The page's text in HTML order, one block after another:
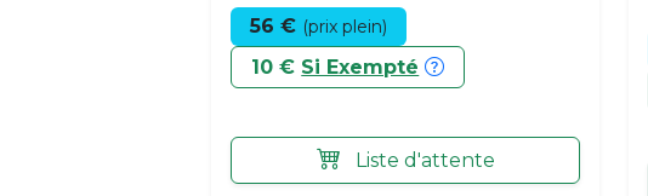
56 € (prix plein)
10 € Si Exempté
Liste d'attente